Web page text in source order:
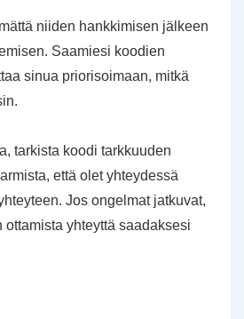
niiden hankkimisen jälkeen
Saamiesi koodien
sinua priorisoimaan, mitkä
tarkista koodi tarkkuuden
että olet yhteydessä
Jos ongelmat jatkuvat,
ottamista yhteyttä saadaksesi